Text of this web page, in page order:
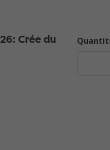
Crée du